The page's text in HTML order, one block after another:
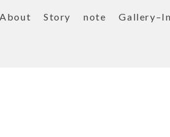
About Story note